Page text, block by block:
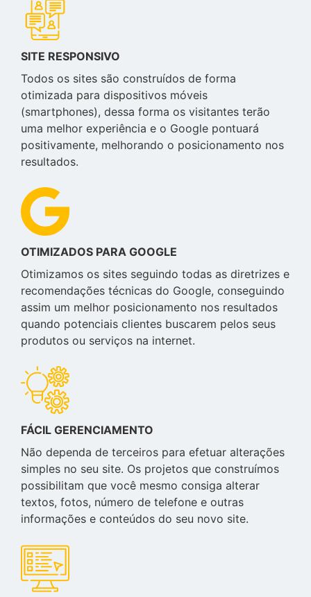
SITE RESPONSIVO
Todos os sites são construídos de forma
otimizada para dispositivos móveis
(smartphones), dessa forma os visitantes terão
uma melhor experiência e o Google pontuará
positivamente, melhorando o posicionamento nos
resultados.
OTIMIZADOS PARA GOOGLE
Otimizamos os sites seguindo todas as diretrizes e
recomendações técnicas do Google, conseguindo
assim um melhor posicionamento nos resultados
quando potenciais clientes buscarem pelos seus
produtos ou serviços na internet.
FÁCIL GERENCIAMENTO
Não dependa de terceiros para efetuar alterações
simples no seu site. Os projetos que construímos
possibilitam que você mesmo consiga alterar
textos, fotos, número de telefone e outras
informações e conteúdos do seu novo site.